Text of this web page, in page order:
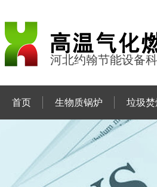
河北约翰节能设备
首页 生物质锅炉 垃圾焚